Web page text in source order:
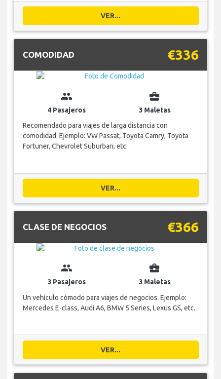
VER...
COMODIDAD €336
group
4 Pasajeros
business_center
3 Maletas
Recomendado para viajes de larga distancia con
comodidad. Ejemplo: VW Passat, Toyota Camry, Toyota
Fortuner, Chevrolet Suburban, etc.
VER...
CLASE DE NEGOCIOS €366
group
3 Pasajeros
business_center
3 Maletas
Un vehículo cómodo para viajes de negocios. Ejemplo:
Mercedes E-class, Audi A6, BMW 5 Series, Lexus GS, etc.
VER...